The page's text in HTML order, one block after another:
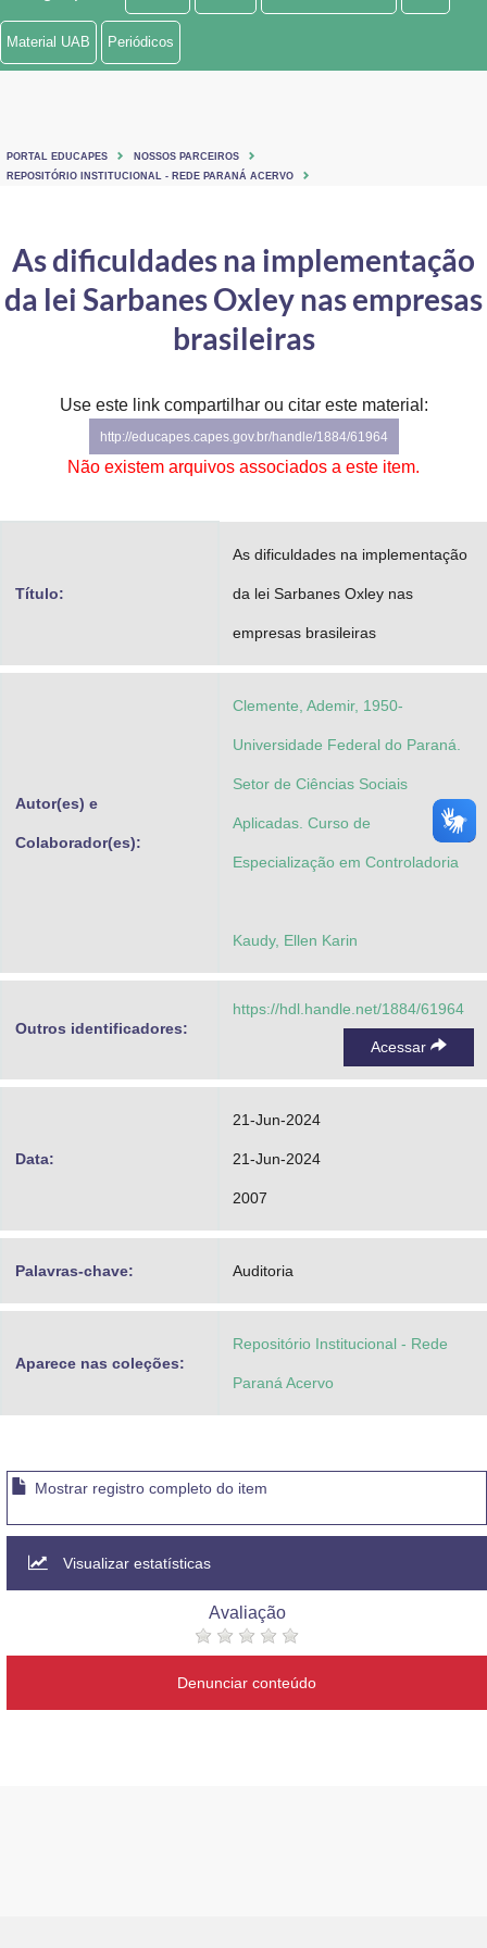
Ministério de Minas e Energia
Ministério do Turismo
Controladoria-Geral da União
Ministério da Mulher, da Família e dos Direitos Humanos
Secretaria de Governo
Gabinete de Segurança Institucional
Planalto
Material UAB Periódicos
PORTAL EDUCAPES
NOSSOS PARCEIROS
REPOSITÓRIO INSTITUCIONAL - REDE PARANÁ ACERVO
As dificuldades na implementação
da lei Sarbanes Oxley nas empresas
brasileiras
Use este link compartilhar ou citar este material:
http://educapes.capes.gov.br/handle/1884/61964
Não existem arquivos associados a este item.
Título:
As dificuldades na implementação
da lei Sarbanes Oxley nas
empresas brasileiras
Autor(es) e
Colaborador(es):
Clemente, Ademir, 1950-
Universidade Federal do Paraná.
Setor de Ciências Sociais
Aplicadas. Curso de
Especialização em Controladoria
Kaudy, Ellen Karin
Outros identificadores:
https://hdl.handle.net/1884/61964
Acessar
Data:
21-Jun-2024
21-Jun-2024
2007
Palavras-chave: Auditoria
Aparece nas coleções:
Repositório Institucional - Rede
Paraná Acervo
Mostrar registro completo do item
Visualizar estatísticas
Avaliação
Denunciar conteúdo